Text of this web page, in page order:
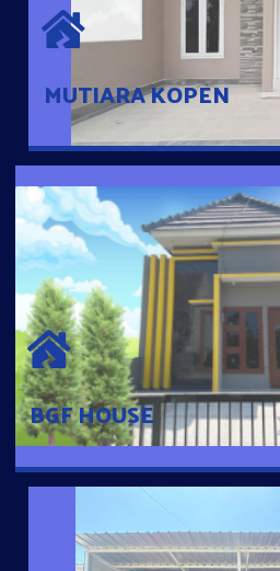
MUTIARA KOPEN
Hunian nyaman dengan suasana
kota, 2 menit dari Ring Road
BGF HOUSE
BGF HOUSE
Hunian Mewah Pusat Kota dengan
Parkir Mobil dengan 3 Kamar Tidur dan 2